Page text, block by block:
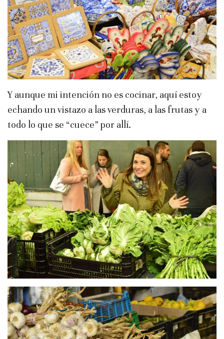
Y aunque mi intención no es cocinar, aquí estoy
echando un vistazo a las verduras, a las frutas y a
todo lo que se “cuece” por allí.